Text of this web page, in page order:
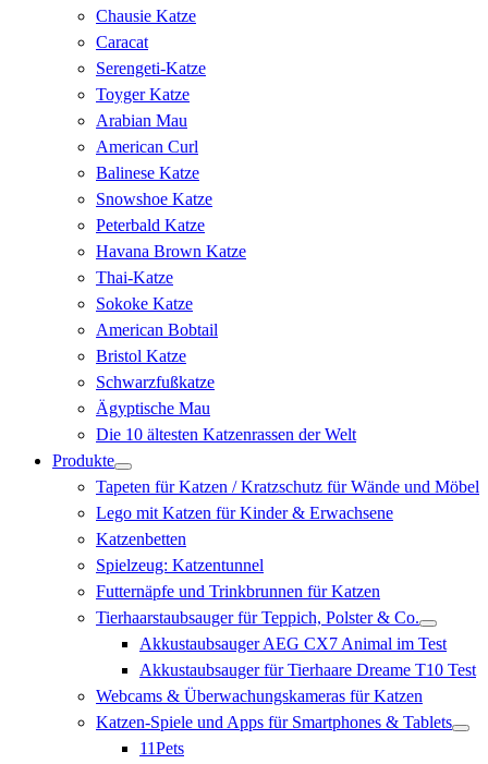
Chausie Katze
Caracat
Serengeti-Katze
Toyger Katze
Arabian Mau
American Curl
Balinese Katze
Snowshoe Katze
Peterbald Katze
Havana Brown Katze
Thai-Katze
Sokoke Katze
American Bobtail
Bristol Katze
Schwarzfußkatze
Ägyptische Mau
Die 10 ältesten Katzenrassen der Welt
Produkte
Tapeten für Katzen / Kratzschutz für Wände und Möbel
Lego mit Katzen für Kinder & Erwachsene
Katzenbetten
Spielzeug: Katzentunnel
Futternäpfe und Trinkbrunnen für Katzen
Tierhaarstaubsauger für Teppich, Polster & Co.
Akkustaubsauger AEG CX7 Animal im Test
Akkustaubsauger für Tierhaare Dreame T10 Test
Webcams & Überwachungskameras für Katzen
Katzen-Spiele und Apps für Smartphones & Tablets
11Pets